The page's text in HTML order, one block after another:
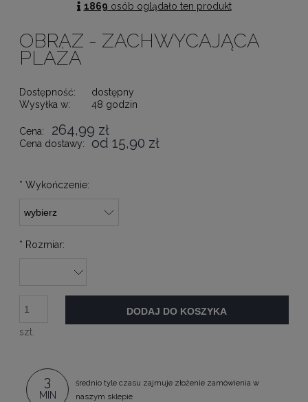
1869 osób oglądało ten produkt
OBRAZ - ZACHWYCAJĄCA
PLAŻA
Dostępność:
dostępny
Wysyłka w:
48 godzin
Cena: 264,99 zł
Cena dostawy: od 15,90 zł
* Wykończenie:
* Rozmiar:
szt.
DODAJ DO KOSZYKA
3
MIN
średnio tyle czasu zajmuje złożenie zamówienia w
naszym sklepie